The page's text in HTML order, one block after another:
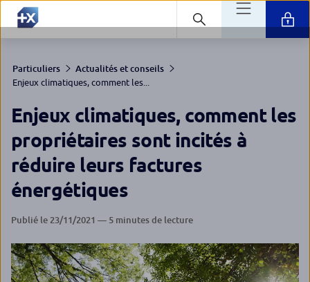
Particuliers
Actualités et conseils
Enjeux climatiques, comment les...
Enjeux climatiques, comment les
propriétaires sont incités à
réduire leurs factures
énergétiques
Publié le 23/11/2021 — 5 minutes de lecture